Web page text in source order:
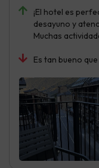
¡El hotel es
desayuno y
Muchas
Es tan bueno